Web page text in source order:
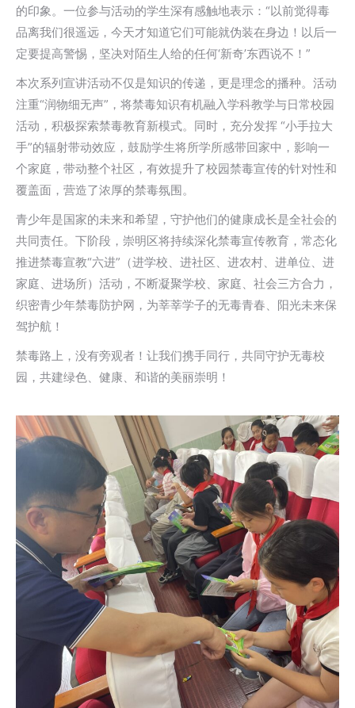
的印象。一位参与活动的学生深有感触地表示：“以前觉得毒
品离我们很遥远，今天才知道它们可能就伪装在身边！以后一
定要提高警惕，坚决对陌生人给的任何‘新奇’东西说不！”
本次系列宣讲活动不仅是知识的传递，更是理念的播种。活动
注重“润物细无声”，将禁毒知识有机融入学科教学与日常校园
活动，积极探索禁毒教育新模式。同时，充分发挥 “小手拉大
手”的辐射带动效应，鼓励学生将所学所感带回家中，影响一
个家庭，带动整个社区，有效提升了校园禁毒宣传的针对性和
覆盖面，营造了浓厚的禁毒氛围。
青少年是国家的未来和希望，守护他们的健康成长是全社会的
共同责任。下阶段，崇明区将持续深化禁毒宣传教育，常态化
推进禁毒宣教“六进”（进学校、进社区、进农村、进单位、进
家庭、进场所）活动，不断凝聚学校、家庭、社会三方合力，
织密青少年禁毒防护网，为莘莘学子的无毒青春、阳光未来保
驾护航！
禁毒路上，没有旁观者！让我们携手同行，共同守护无毒校
园，共建绿色、健康、和谐的美丽崇明！